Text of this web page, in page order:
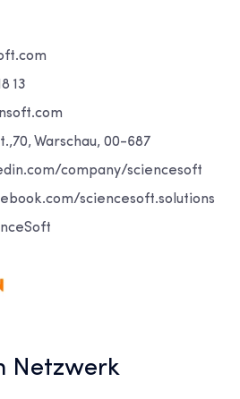
13
Warschau, 00-687
company/sciencesoft
sciencesoft.solutions
Netzwerk